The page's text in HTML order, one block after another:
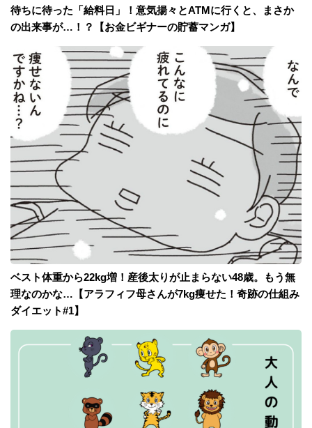
待ちに待った「給料日」！意気揚々とATMに行くと、まさか
の出来事が…！？【お金ビギナーの貯蓄マンガ】
ベスト体重から22kg増！産後太りが止まらない48歳。もう無
理なのかな…【アラフィフ母さんが7kg痩せた！奇跡の仕組み
ダイエット#1】